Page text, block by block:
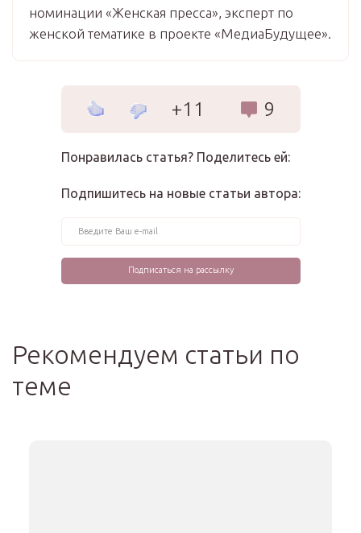
номинации «Женская пресса», эксперт по
женской тематике в проекте «МедиаБудущее».
+11 9
Понравилась статья? Поделитесь ей:
Подпишитесь на новые статьи автора:
Рекомендуем статьи по
теме